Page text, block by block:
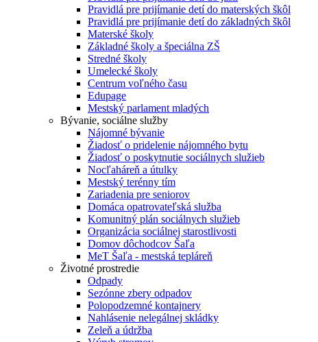
Pravidlá pre prijímanie detí do materských škôl
Pravidlá pre prijímanie detí do základných škôl
Materské školy
Základné školy a špeciálna ZŠ
Stredné školy
Umelecké školy
Centrum voľného času
Edupage
Mestský parlament mladých
Bývanie, sociálne služby
Nájomné bývanie
Žiadosť o pridelenie nájomného bytu
Žiadosť o poskytnutie sociálnych služieb
Nocľaháreň a útulky
Mestský terénny tím
Zariadenia pre seniorov
Domáca opatrovateľská služba
Komunitný plán sociálnych služieb
Organizácia sociálnej starostlivosti
Domov dôchodcov Šaľa
MeT Šaľa - mestská tepláreň
Životné prostredie
Odpady
Sezónne zbery odpadov
Polopodzemné kontajnery
Nahlásenie nelegálnej skládky
Zeleň a údržba